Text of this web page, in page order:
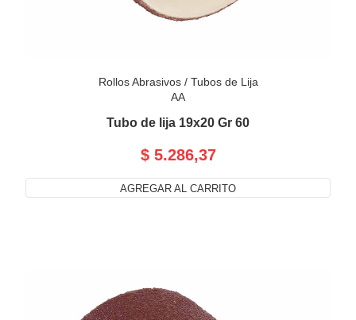
Rollos Abrasivos/ Tubos de Lija
AA
Tubo de lija 19x20 Gr 60
$ 5.286,37
AGREGAR AL CARRITO